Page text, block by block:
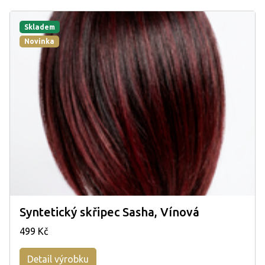
Skladem
Novinka
Syntetický skřipec Sasha, Vínová
499 Kč
Detail výrobku